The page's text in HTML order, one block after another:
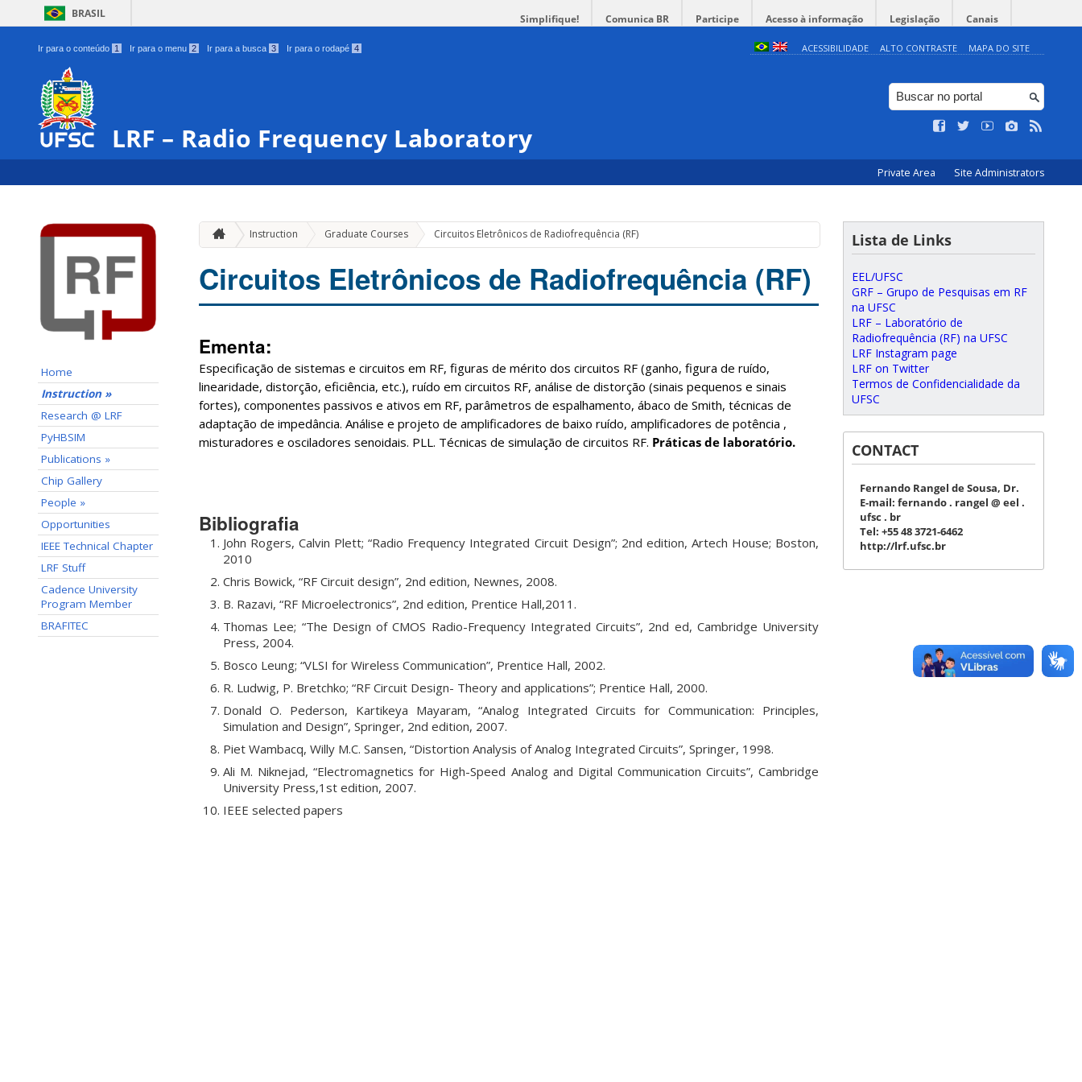
BRASIL Simplifique! Comunica BR Participe Acesso à informação Legislação Canais
Ir para o conteúdo 1 Ir para o menu 2 Ir para a busca 3 Ir para o rodapé 4 ACESSIBILIDADE ALTO CONTRASTE MAPA DO SITE
LRF – Radio Frequency Laboratory
Private Area Site Administrators
Home
Instruction »
Research @ LRF
PyHBSIM
Publications »
Chip Gallery
People »
Opportunities
IEEE Technical Chapter
LRF Stuff
Cadence University
Program Member
BRAFITEC
Instruction Graduate Courses Circuitos Eletrônicos de Radiofrequência (RF)
Circuitos Eletrônicos de Radiofrequência (RF)
Ementa:
Especificação de sistemas e circuitos em RF, figuras de mérito dos circuitos RF (ganho, figura de ruído,
linearidade, distorção, eficiência, etc.), ruído em circuitos RF, análise de distorção (sinais pequenos e sinais
fortes), componentes passivos e ativos em RF, parâmetros de espalhamento, ábaco de Smith, técnicas de
adaptação de impedância. Análise e projeto de amplificadores de baixo ruído, amplificadores de potência ,
misturadores e osciladores senoidais. PLL. Técnicas de simulação de circuitos RF. Práticas de laboratório.
Bibliografia
John Rogers, Calvin Plett; “Radio Frequency Integrated Circuit Design”; 2nd edition, Artech House; Boston,
2010
Chris Bowick, “RF Circuit design”, 2nd edition, Newnes, 2008.
B. Razavi, “RF Microelectronics”, 2nd edition, Prentice Hall,2011.
Thomas Lee; “The Design of CMOS Radio-Frequency Integrated Circuits”, 2nd ed, Cambridge University
Press, 2004.
Bosco Leung; “VLSI for Wireless Communication”, Prentice Hall, 2002.
R. Ludwig, P. Bretchko; “RF Circuit Design- Theory and applications”; Prentice Hall, 2000.
Donald O. Pederson, Kartikeya Mayaram, “Analog Integrated Circuits for Communication: Principles,
Simulation and Design”, Springer, 2nd edition, 2007.
Piet Wambacq, Willy M.C. Sansen, “Distortion Analysis of Analog Integrated Circuits”, Springer, 1998.
Ali M. Niknejad, “Electromagnetics for High-Speed Analog and Digital Communication Circuits”, Cambridge
University Press,1st edition, 2007.
IEEE selected papers
Lista de Links
EEL/UFSC
GRF – Grupo de Pesquisas em RF
na UFSC
LRF – Laboratório de
Radiofrequência (RF) na UFSC
LRF Instagram page
LRF on Twitter
Termos de Confidencialidade da
UFSC
CONTACT
Fernando Rangel de Sousa, Dr.
E-mail: fernando . rangel @ eel .
ufsc . br
Tel: +55 48 3721-6462
http://lrf.ufsc.br